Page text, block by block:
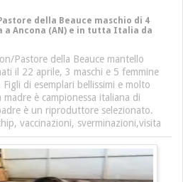
della Beauce maschio di 4
a Ancona (AN) e in tutta Italia da
Pastore della Beauce mantello
il 22 aprile, 3 maschi e 5 femmine
di esemplari bellissimi e molto
è campionessa italiana di
è un riproduttore selezionato.
vaccinazioni, sverminazioni,visita